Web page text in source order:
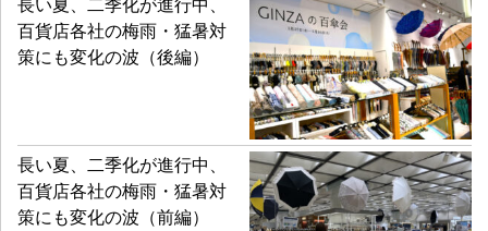
百貨店各社の梅雨・猛暑対
策にも変化の波（後編）
長い夏、二季化が進行中、
百貨店各社の梅雨・猛暑対
策にも変化の波（前編）